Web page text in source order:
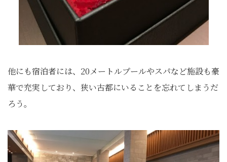
他にも宿泊者には、20メートルプールやスパなど施設も豪
華で充実しており、狭い古都にいることを忘れてしまうだ
ろう。